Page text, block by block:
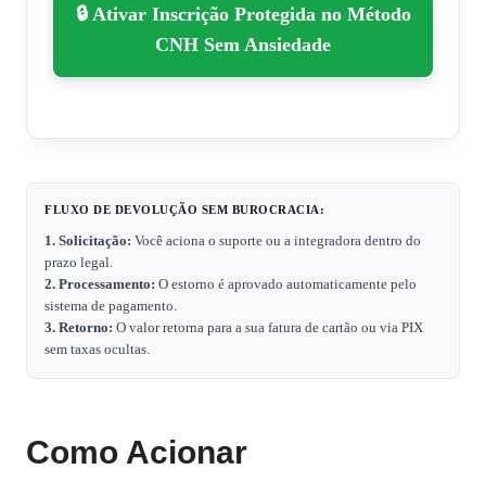
🔒 Ativar Inscrição Protegida no Método
CNH Sem Ansiedade
FLUXO DE DEVOLUÇÃO SEM BUROCRACIA:
1. Solicitação: Você aciona o suporte ou a integradora dentro do
prazo legal.
2. Processamento: O estorno é aprovado automaticamente pelo
sistema de pagamento.
3. Retorno: O valor retorna para a sua fatura de cartão ou via PIX
sem taxas ocultas.
Como Acionar